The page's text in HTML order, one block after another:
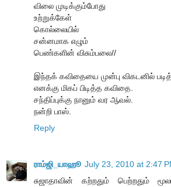
விலை முடிக்கும்போது
உற்றுக்கேள்
கொல்லையில்
சன்னமாக எழும்
பெண்களின் விசும்பலை//
இந்தக் கவிதையை முன்பு விகடனில்
எனக்கு மிகப் பிடித்த கவிதை.
சந்திப்புக்கு நானும் வர ஆவல்.
நன்றி பாஸ்.
Reply
ராம்ஜி_யாஹூ July 23, 2010 at 2:47
சுஜாதாவின் கற்றதும் பெற்றதும்